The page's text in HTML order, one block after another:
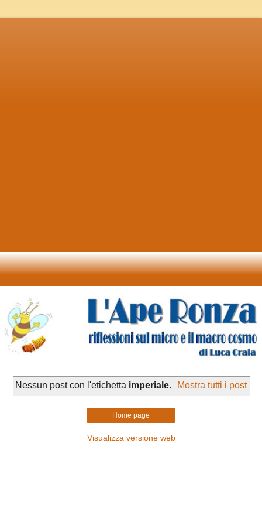
Nessun post con l'etichetta imperiale. Mostra tutti i post
Home page
Visualizza versione web